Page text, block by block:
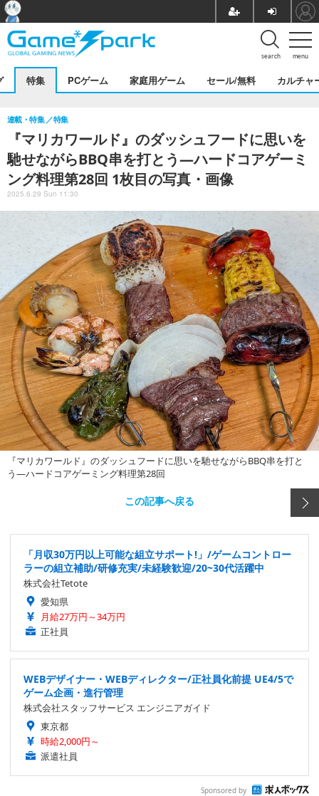
menu
search
特集 PCゲーム 家庭用ゲーム セール/無料 カルチャ
『マリカワールド』のダッシュフードに思いを
馳せながらBBQ串を打とう―ハードコアゲーミ
ング料理第28回 1枚目の写真・画像
連載・特集 特集
2025.6.29 Sun 11:30
『マリカワールド』のダッシュフードに思いを馳せながらBBQ串を打と
う―ハードコアゲーミング料理第28回
この記事へ戻る
「月収30万円以上可能な組立サポート!」/ゲームコントロー
ラーの組立補助/研修充実/未経験歓迎/20~30代活躍中
株式会社Tetote
愛知県
月給27万円～34万円
正社員
WEBデザイナー・WEBディレクター/正社員化前提 UE4/5で
ゲーム企画・進行管理
株式会社スタッフサービス エンジニアガイド
東京都
時給2,000円～
派遣社員
Sponsored by